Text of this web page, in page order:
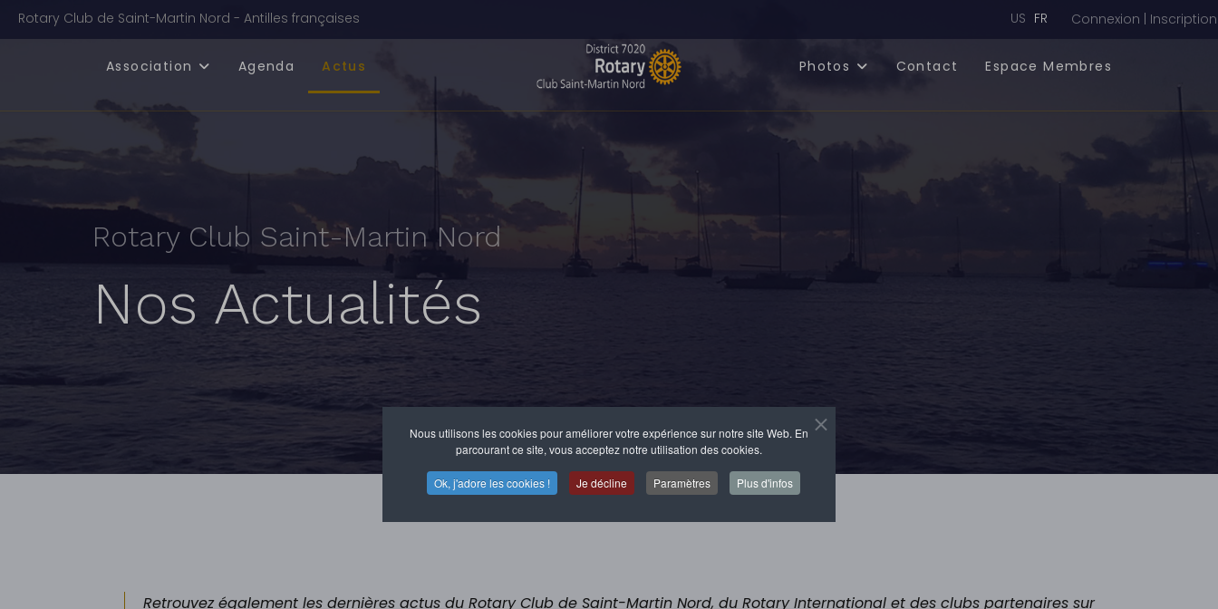
Nous utilisons les cookies pour améliorer votre expérience sur notre site Web. En
parcourant ce site, vous acceptez notre utilisation des cookies.
Ok, j'adore les cookies ! Je décline Paramètres Plus d'infos
Rotary Club de Saint-Martin Nord - Antilles françaises Sélectionnez votre langue
US FR Connexion | Inscription
Association Agenda Actus Photos Contact Espace Membres
Rotary Club Saint-Martin Nord
Nos Actualités
Retrouvez également les dernières actus du Rotary Club de Saint-Martin Nord, du Rotary International et des clubs partenaires sur